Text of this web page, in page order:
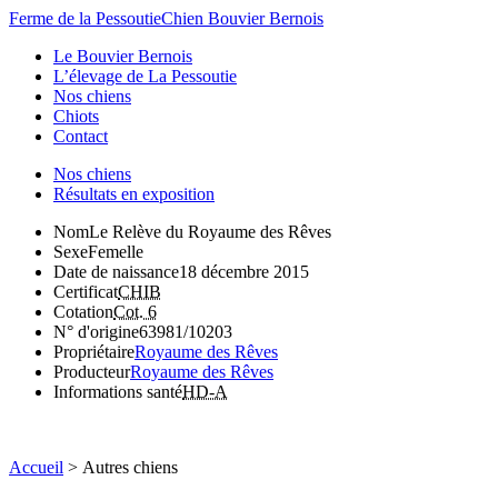
Ferme de la PessoutieChien Bouvier Bernois
Le Bouvier Bernois
L’élevage de La Pessoutie
Nos chiens
Chiots
Contact
Nos chiens
Résultats en exposition
NomLe Relève du Royaume des Rêves
SexeFemelle
Date de naissance18 décembre 2015
CertificatCHIB
CotationCot. 6
N° d'origine63981/10203
PropriétaireRoyaume des Rêves
ProducteurRoyaume des Rêves
Informations santéHD-A
Accueil > Autres chiens